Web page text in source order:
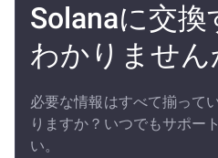
Solanaに交
わかりません
必要な情報はすべて揃って
りますか？いつでもサポー
い。